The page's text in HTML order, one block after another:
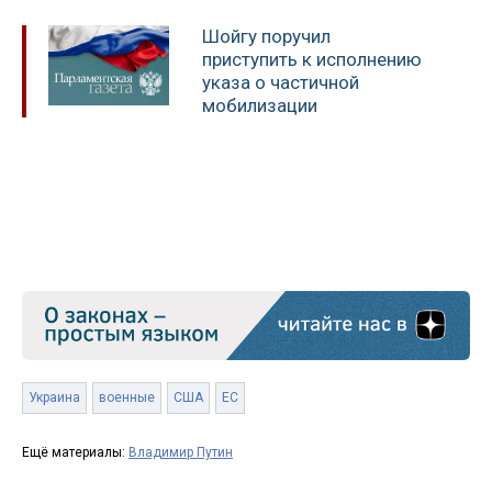
Шойгу поручил
приступить к исполнению
указа о частичной
мобилизации
Украина военные США ЕС
Ещё материалы: Владимир Путин